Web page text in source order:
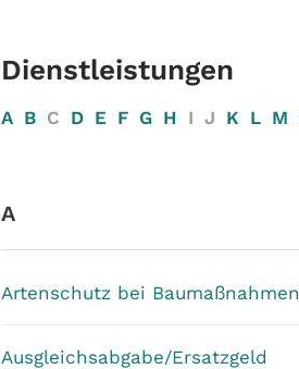
Dienstleistungen
A B C D E F G H I J K L M
A
Artenschutz bei Baumaßnahmen
Ausgleichsabgabe/Ersatzgeld